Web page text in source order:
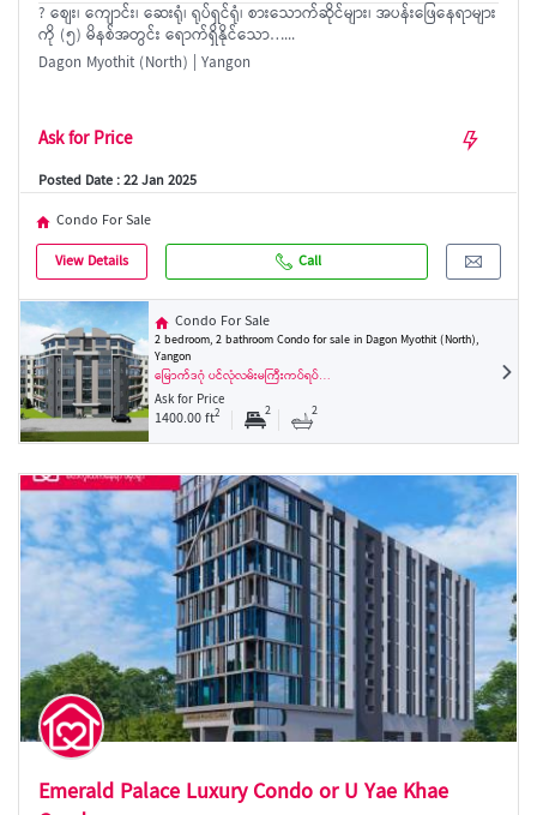
? စျေး၊ ကျောင်း၊ ဆေးရုံ၊ ရုပ်ရှင်ရုံ၊ စားသောက်ဆိုင်များ၊ အပန်းဖြေနေရာများ
ကို (၅) မိနစ်အတွင်း ရောက်ရှိနိုင်သော…...
Dagon Myothit (North) | Yangon
Ask for Price
Posted Date : 22 Jan 2025
Condo For Sale
View Details
Call
Condo For Sale
2 bedroom, 2 bathroom Condo for sale in Dagon Myothit (North),
Yangon
မြောက်ဒဂုံ ပင်လုံလမ်းမကြီးကပ်ရပ်…
Ask for Price
1400.00 ft2 2 2
Emerald Palace Luxury Condo or U Yae Khae